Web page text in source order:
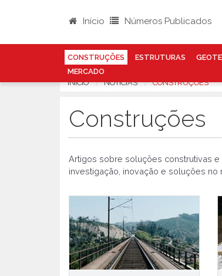
Início Números Publicados
CONSTRUÇÕES ESTRUTURAS
MERCADO
INÍCIO NOTÍCIAS CONSTRUÇÕES
Construções
Artigos sobre soluções construtivas e
investigação, inovação e soluções no